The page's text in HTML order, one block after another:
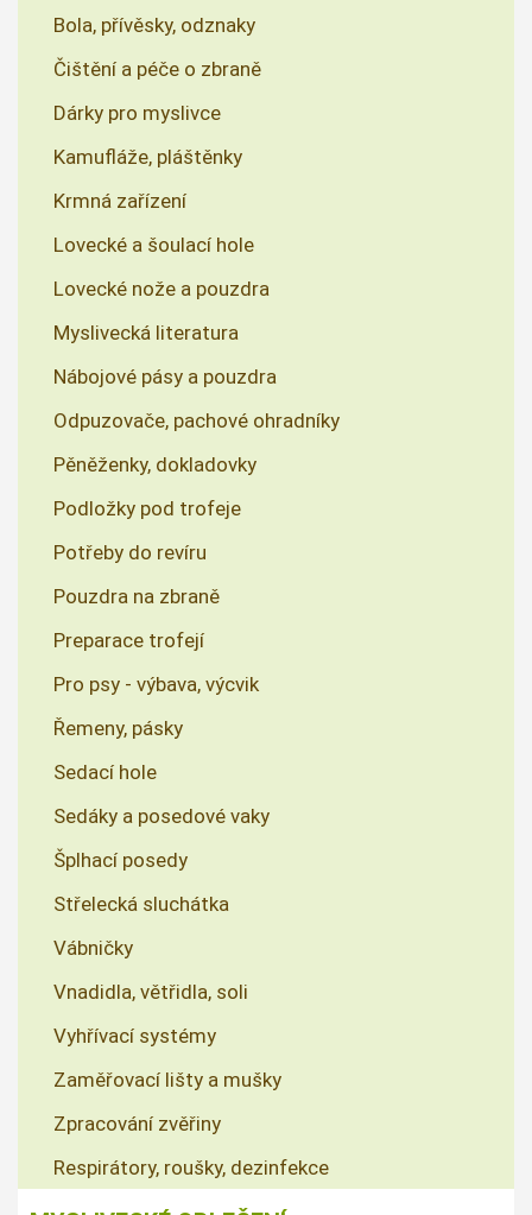
Bola, přívěsky, odznaky
Čištění a péče o zbraně
Dárky pro myslivce
Kamufláže, pláštěnky
Krmná zařízení
Lovecké a šoulací hole
Lovecké nože a pouzdra
Myslivecká literatura
Nábojové pásy a pouzdra
Odpuzovače, pachové ohradníky
Pěněženky, dokladovky
Podložky pod trofeje
Potřeby do revíru
Pouzdra na zbraně
Preparace trofejí
Pro psy - výbava, výcvik
Řemeny, pásky
Sedací hole
Sedáky a posedové vaky
Šplhací posedy
Střelecká sluchátka
Vábničky
Vnadidla, větřidla, soli
Vyhřívací systémy
Zaměřovací lišty a mušky
Zpracování zvěřiny
Respirátory, roušky, dezinfekce